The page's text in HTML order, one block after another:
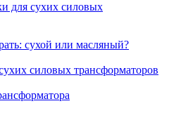
для сухих силовых
cухой или масляный?
силовых трансформаторов